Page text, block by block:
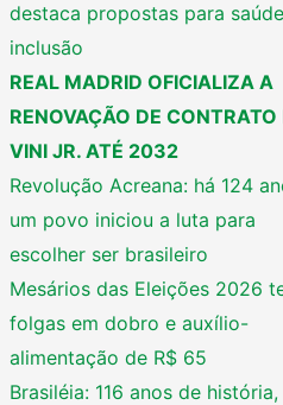
destaca propostas para
inclusão
REAL MADRID OFICIALIZA A
RENOVAÇÃO DE CONTRATO
VINI JR. ATÉ 2032
Revolução Acreana: há 124
um povo iniciou a luta para
escolher ser brasileiro
Mesários das Eleições 2026
folgas em dobro e auxílio-
alimentação de R$ 65
Brasiléia: 116 anos de história,